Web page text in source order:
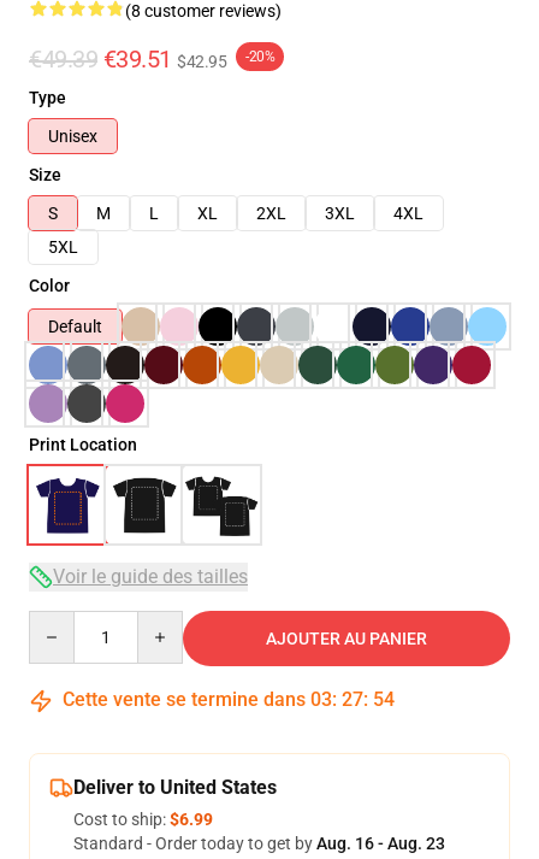
(8 customer reviews)
€49.39 €39.51 $42.95 -20%
Type
Unisex
Size
S
M L XL 2XL 3XL
4XL
5XL
Color
Default
Print Location
Voir le guide des tailles
AJOUTER AU PANIER
Cette vente se termine dans 03: 27: 54
Deliver to United States
Cost to ship:$6.99
Standard - Order today to get byAug. 16 - Aug. 23